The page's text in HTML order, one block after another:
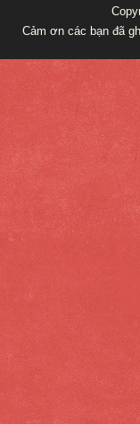
Cảm ơn các bạn đã